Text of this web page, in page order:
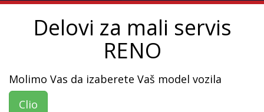
Delovi za mali servis
RENO
Molimo Vas da izaberete Vaš model vozila
Clio